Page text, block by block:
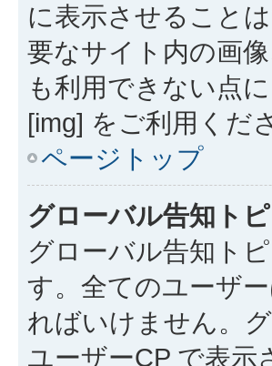
に表示させること
要なサイト内の画
も利用できない点
[img] をご利用くだ
ページトップ
グローバル告知ト
グローバル告知ト
す。全てのユーザ
ればいけません。
ユーザーCP で表